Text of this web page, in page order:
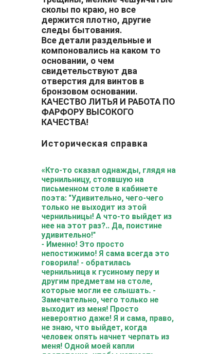
сколы по краю, но все
держится плотно, другие
следы бытования.
Все детали раздельные и
компоновались на каком то
основании, о чем
свидетельствуют два
отверстия для винтов в
бронзовом основании.
КАЧЕСТВО ЛИТЬЯ И РАБОТА ПО
ФАРФОРУ ВЫСОКОГО
КАЧЕСТВА!
Историческая справка
«Кто-то сказал однажды, глядя на
чернильницу, стоявшую на
письменном столе в кабинете
поэта: "Удивительно, чего-чего
только не выходит из этой
чернильницы! А что-то выйдет из
нее на этот раз?.. Да, поистине
удивительно!"
- Именно! Это просто
непостижимо! Я сама всегда это
говорила! - обратилась
чернильница к гусиному перу и
другим предметам на столе,
которые могли ее слышать. -
Замечательно, чего только не
выходит из меня! Просто
невероятно даже! Я и сама, право,
не знаю, что выйдет, когда
человек опять начнет черпать из
меня! Одной моей капли